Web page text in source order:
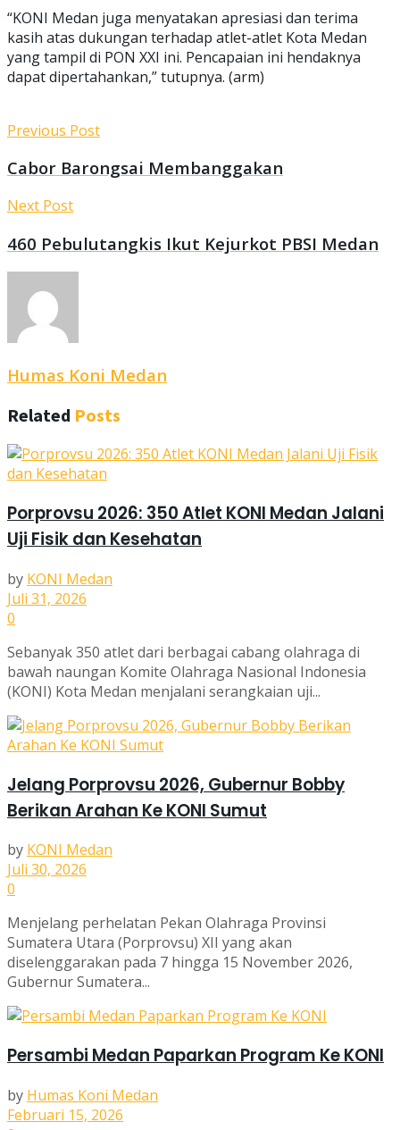
“KONI Medan juga menyatakan apresiasi dan terima
kasih atas dukungan terhadap atlet-atlet Kota Medan
yang tampil di PON XXI ini. Pencapaian ini hendaknya
dapat dipertahankan,” tutupnya. (arm)
Previous Post
Cabor Barongsai Membanggakan
Next Post
460 Pebulutangkis Ikut Kejurkot PBSI Medan
Humas Koni Medan
Related Posts
Porprovsu 2026: 350 Atlet KONI Medan Jalani
Uji Fisik dan Kesehatan
by KONI Medan
Juli 31, 2026
0
Sebanyak 350 atlet dari berbagai cabang olahraga di
bawah naungan Komite Olahraga Nasional Indonesia
(KONI) Kota Medan menjalani serangkaian uji...
Jelang Porprovsu 2026, Gubernur Bobby
Berikan Arahan Ke KONI Sumut
by KONI Medan
Juli 30, 2026
0
Menjelang perhelatan Pekan Olahraga Provinsi
Sumatera Utara (Porprovsu) XII yang akan
diselenggarakan pada 7 hingga 15 November 2026,
Gubernur Sumatera...
Persambi Medan Paparkan Program Ke KONI
by Humas Koni Medan
Februari 15, 2026